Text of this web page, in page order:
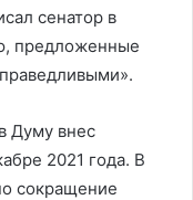
сенатор в
предложенные
Думу внес
2021 года. В
сокращение